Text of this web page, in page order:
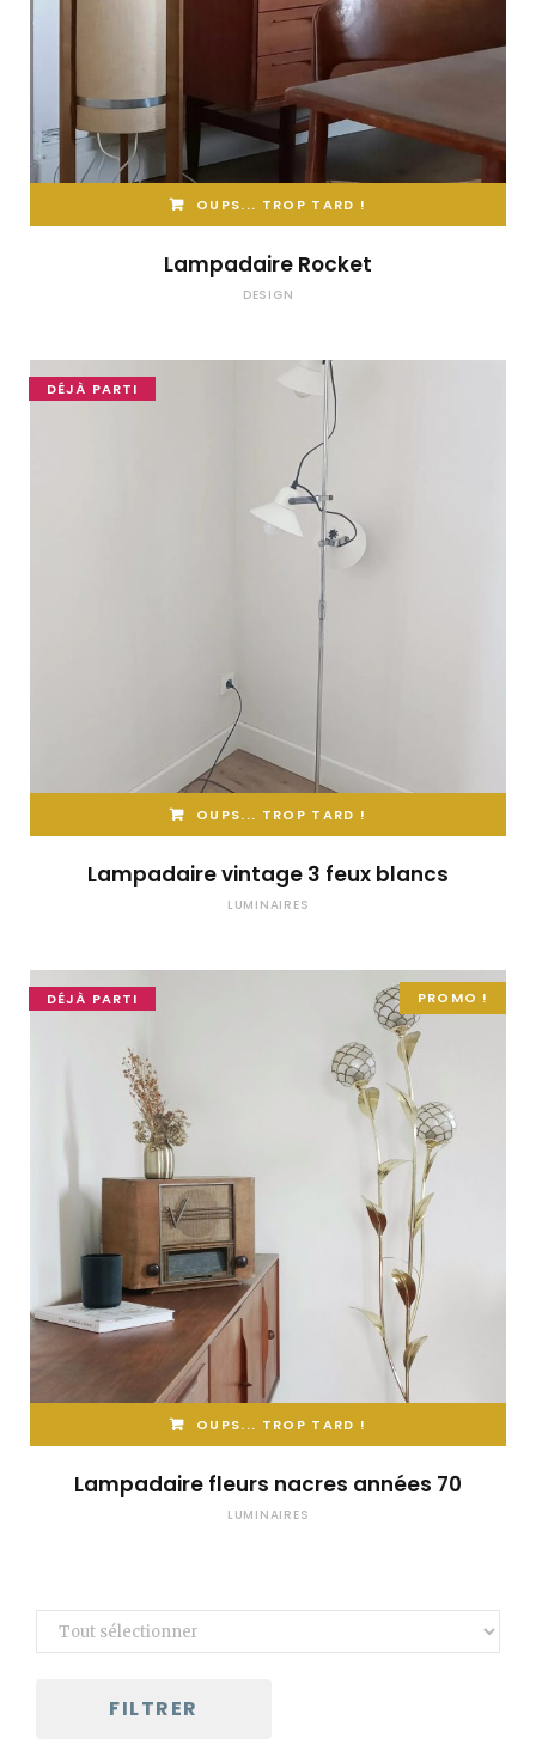
OUPS... TROP TARD !
Lampadaire Rocket
DESIGN
DÉJÀ PARTI
OUPS... TROP TARD !
Lampadaire vintage 3 feux blancs
LUMINAIRES
PROMO !
DÉJÀ PARTI
OUPS... TROP TARD !
Lampadaire fleurs nacres années 70
LUMINAIRES
FILTRER